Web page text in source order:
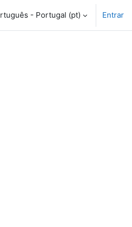
- Portugal ‎(pt)‎ Entrar